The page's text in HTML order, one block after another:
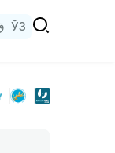
ЎЗ